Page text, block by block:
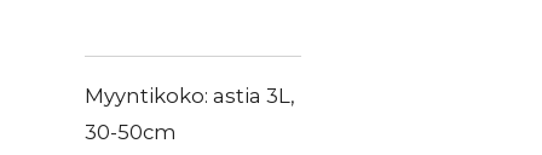
Myyntikoko: astia 3L,
30-50cm